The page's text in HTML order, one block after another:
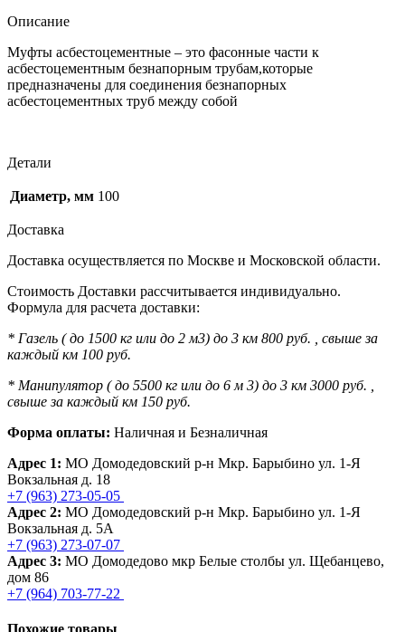
Описание
Муфты асбестоцементные – это фасонные части к
асбестоцементным безнапорным трубам,которые
предназначены для соединения безнапорных
асбестоцементных труб между собой
Детали
Диаметр, мм 100
Доставка
Доставка осуществляется по Москве и Московской области.
Стоимость Доставки рассчитывается индивидуально.
Формула для расчета доставки:
* Газель ( до 1500 кг или до 2 м3) до 3 км 800 руб. , свыше за
каждый км 100 руб.
* Манипулятор ( до 5500 кг или до 6 м 3) до 3 км 3000 руб. ,
свыше за каждый км 150 руб.
Форма оплаты: Наличная и Безналичная
Адрес 1: МО Домодедовский р-н Мкр. Барыбино ул. 1-Я
Вокзальная д. 18
+7 (963) 273-05-05
Адрес 2: МО Домодедовский р-н Мкр. Барыбино ул. 1-Я
Вокзальная д. 5А
+7 (963) 273-07-07
Адрес 3: МО Домодедово мкр Белые столбы ул. Щебанцево,
дом 86
+7 (964) 703-77-22
Похожие товары